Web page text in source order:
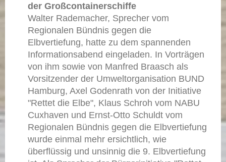
der Großcontainerschiffe
Walter Rademacher, Sprecher vom
Regionalen Bündnis gegen die
Elbvertiefung, hatte zu dem spannenden
Informationsabend eingeladen. In Vorträgen
von ihm sowie von Manfred Braasch als
Vorsitzender der Umweltorganisation BUND
Hamburg, Axel Godenrath von der Initiative
"Rettet die Elbe", Klaus Schroh vom NABU
Cuxhaven und Ernst-Otto Schuldt vom
Regionalen Bündnis gegen die Elbvertiefung
wurde einmal mehr ersichtlich, wie
überflüssig und unsinnig die 9. Elbvertiefung